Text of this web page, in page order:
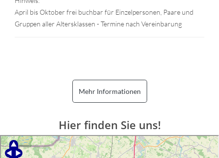
April bis Oktober frei buchbar für Einzelpersonen, Paare und
Gruppen aller Altersklassen - Termine nach Vereinbarung
Mehr Informationen
Hier finden Sie uns!